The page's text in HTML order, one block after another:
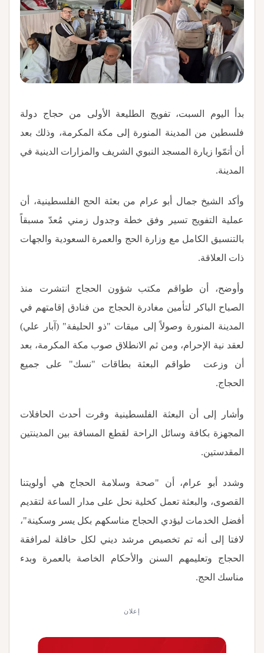
بدأ اليوم السبت، تفويج الطليعة الأولى من حجاج دولة
فلسطين من المدينة المنورة إلى مكة المكرمة، وذلك بعد
أن أتمّوا زيارة المسجد النبوي الشريف والمزارات الدينية في
المدينة.
وأكد الشيخ جمال أبو عرام من بعثة الحج الفلسطينية، أن
عملية التفويج تسير وفق خطة وجدول زمني مُعدّ مسبقاً
بالتنسيق الكامل مع وزارة الحج والعمرة السعودية والجهات
ذات العلاقة.
وأوضح، أن طواقم مكتب شؤون الحجاج انتشرت منذ
الصباح الباكر لتأمين مغادرة الحجاج من فنادق إقامتهم في
المدينة المنورة وصولاً إلى ميقات "ذو الحليفة" (آبار علي)
لعقد نية الإحرام، ومن ثم الانطلاق صوب مكة المكرمة، بعد
أن وزعت طواقم البعثة بطاقات "نسك" على جميع
الحجاج.
وأشار إلى أن البعثة الفلسطينية وفرت أحدث الحافلات
المجهزة بكافة وسائل الراحة لقطع المسافة بين المدينتين
المقدستين.
وشدد أبو عرام، أن "صحة وسلامة الحجاج هي أولويتنا
القصوى، والبعثة تعمل كخلية نحل على مدار الساعة لتقديم
أفضل الخدمات ليؤدي الحجاج مناسكهم بكل يسر وسكينة"،
لافتا إلى أنه تم تخصيص مرشد ديني لكل حافلة لمرافقة
الحجاج وتعليمهم السنن والأحكام الخاصة بالعمرة وبدء
مناسك الحج.
إعلان